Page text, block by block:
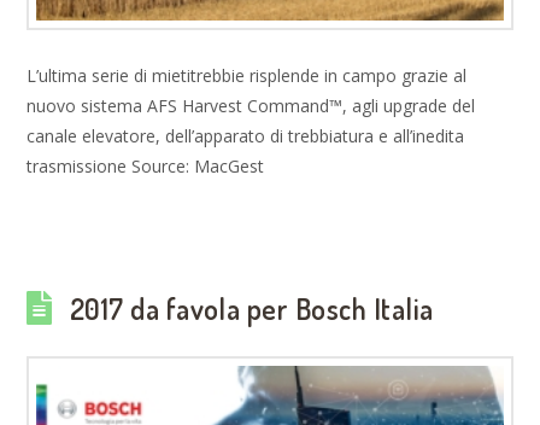
L’ultima serie di mietitrebbie risplende in campo grazie al
nuovo sistema AFS Harvest Command™, agli upgrade del
canale elevatore, dell’apparato di trebbiatura e all’inedita
trasmissione Source: MacGest
2017 da favola per Bosch Italia